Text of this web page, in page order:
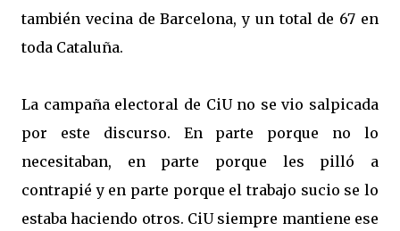
también vecina de Barcelona, y un total de 67 en
toda Cataluña.
La campaña electoral de CiU no se vio salpicada
por este discurso. En parte porque no lo
necesitaban, en parte porque les pilló a
contrapié y en parte porque el trabajo sucio se lo
estaba haciendo otros. CiU siempre mantiene ese